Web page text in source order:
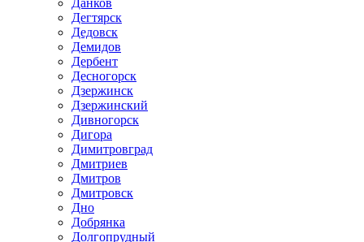
Данков
Дегтярск
Дедовск
Демидов
Дербент
Десногорск
Дзержинск
Дзержинский
Дивногорск
Дигора
Димитровград
Дмитриев
Дмитров
Дмитровск
Дно
Добрянка
Долгопрудный